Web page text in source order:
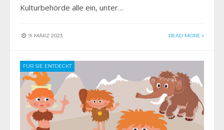
Kulturbehörde alle ein, unter…
9. MÄRZ 2023 READ MORE
FÜR SIE ENTDECKT